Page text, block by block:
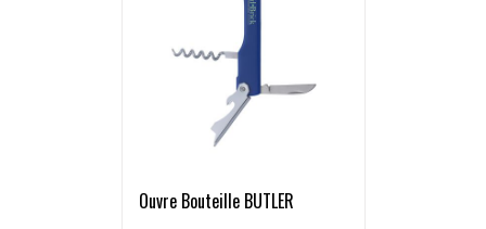
Ouvre Bouteille BUTLER